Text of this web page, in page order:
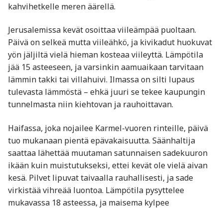
kahvihetkelle meren äärellä.
Jerusalemissa kevät osoittaa viileämpää puoltaan.
Päivä on selkeä mutta viileähkö, ja kivikadut huokuvat
yön jäljiltä vielä hieman kosteaa viileyttä. Lämpötila
jää 15 asteeseen, ja varsinkin aamuaikaan tarvitaan
lämmin takki tai villahuivi. Ilmassa on silti lupaus
tulevasta lämmöstä – ehkä juuri se tekee kaupungin
tunnelmasta niin kiehtovan ja rauhoittavan.
Haifassa, joka nojailee Karmel-vuoren rinteille, päivä
tuo mukanaan pientä epävakaisuutta. Säänhaltija
saattaa lähettää muutaman satunnaisen sadekuuron
ikään kuin muistutukseksi, ettei kevät ole vielä aivan
kesä. Pilvet lipuvat taivaalla rauhallisesti, ja sade
virkistää vihreää luontoa. Lämpötila pysyttelee
mukavassa 18 asteessa, ja maisema kylpee